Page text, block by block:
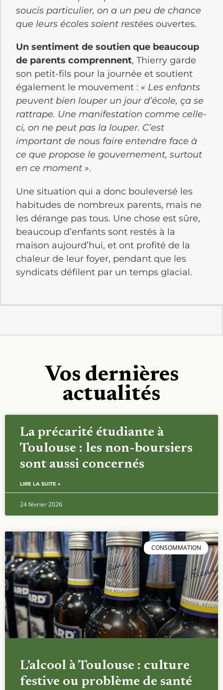
soucis particulier, on a un peu de chance
que leurs écoles soient restées ouvertes.
Un sentiment de soutien que beaucoup
de parents comprennent, Thierry garde
son petit-fils pour la journée et soutient
également le mouvement : « Les enfants
peuvent bien louper un jour d’école, ça se
rattrape. Une manifestation comme celle-
ci, on ne peut pas la louper. C’est
important de nous faire entendre face à
ce que propose le gouvernement, surtout
en ce moment ».
Une situation qui a donc bouleversé les
habitudes de nombreux parents, mais ne
les dérange pas tous. Une chose est sûre,
beaucoup d’enfants sont restés à la
maison aujourd’hui, et ont profité de la
chaleur de leur foyer, pendant que les
syndicats défilent par un temps glacial.
Vos dernières
actualités
La précarité étudiante à
Toulouse : les non-boursiers
sont aussi concernés
LIRE LA SUITE »
24 février 2026
CONSOMMATION
L’alcool à Toulouse : culture
festive ou problème de santé